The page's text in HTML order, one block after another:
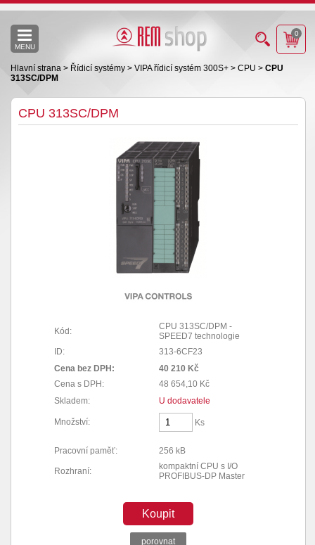
MENU
0
Hlavní strana > Řídicí systémy > VIPA řídicí systém 300S+ > CPU > CPU
313SC/DPM
CPU 313SC/DPM
Kód:
CPU 313SC/DPM -
SPEED7 technologie
ID:
313-6CF23
Cena bez DPH:
40 210 Kč
Cena s DPH:
48 654,10 Kč
Skladem:
U dodavatele
Množství: Ks
Pracovní paměť: 256 kB
Rozhraní:
kompaktní CPU s I/O
PROFIBUS-DP Master
Koupit
porovnat